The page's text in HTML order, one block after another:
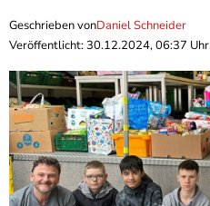
Geschrieben vonDaniel Schneider
Veröffentlicht: 30.12.2024, 06:37 Uhr